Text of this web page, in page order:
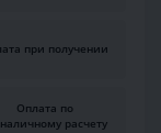
при получении
Оплата по
расчету